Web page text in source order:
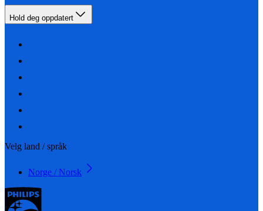
Hold deg oppdatert
Velg land / språk
Norge / Norsk